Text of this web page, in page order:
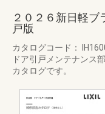
２０２６新日軽ブ
戸版
カタログコード：
ドア引戸メンテナンス
カタログです。